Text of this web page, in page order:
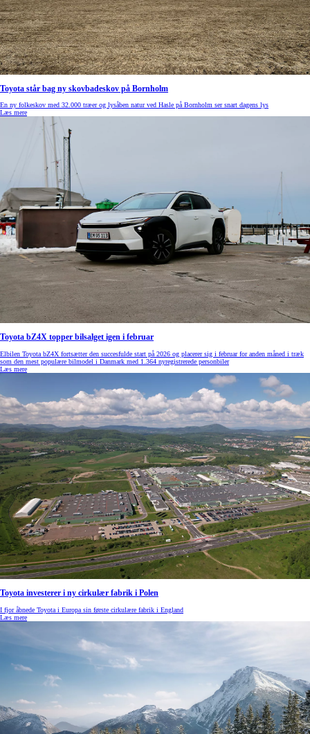
Toyota står bag ny skovbadeskov på Bornholm
En ny folkeskov med 32.000 træer og lysåben natur ved Hasle på Bornholm ser snart dagens lys
Læs mere
Toyota bZ4X topper bilsalget igen i februar
Elbilen Toyota bZ4X fortsætter den succesfulde start på 2026 og placerer sig i februar for anden måned i træk
som den mest populære bilmodel i Danmark med 1.364 nyregistrerede personbiler
Læs mere
Toyota investerer i ny cirkulær fabrik i Polen
I fjor åbnede Toyota i Europa sin første cirkulære fabrik i England
Læs mere